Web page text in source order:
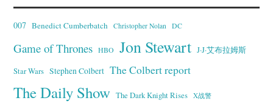
007 Benedict Cumberbatch Christopher Nolan DC
Game of Thrones HBO Jon Stewart J·J·艾布拉姆斯
Star Wars Stephen Colbert The Colbert report
The Daily Show The Dark Knight Rises X战警